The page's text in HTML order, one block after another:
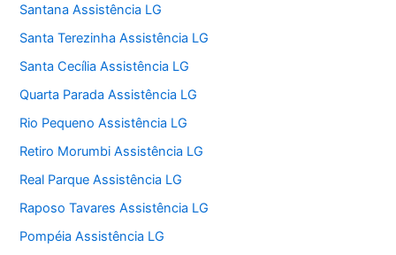
Santana Assistência LG
Santa Terezinha Assistência LG
Santa Cecília Assistência LG
Quarta Parada Assistência LG
Rio Pequeno Assistência LG
Retiro Morumbi Assistência LG
Real Parque Assistência LG
Raposo Tavares Assistência LG
Pompéia Assistência LG